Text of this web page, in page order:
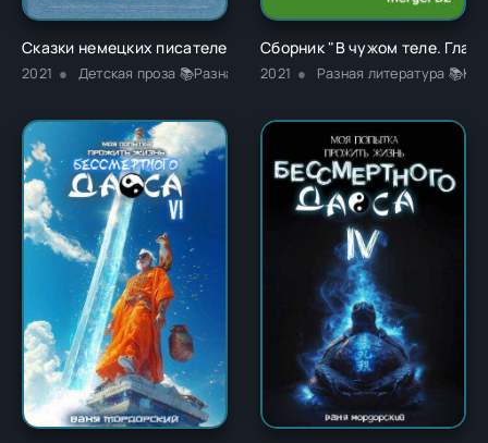
Сказки немецких писателей - Новалис
2021 Детская проза 📚Разная литература
Сборник "В чужом теле.
2021 Разная литература